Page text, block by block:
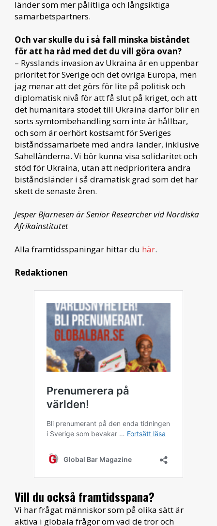
länder som mer pålitliga och långsiktiga
samarbetspartners.
Och var skulle du i så fall minska biståndet
för att ha råd med det du vill göra ovan?
– Rysslands invasion av Ukraina är en uppenbar
prioritet för Sverige och det övriga Europa, men
jag menar att det görs för lite på politisk och
diplomatisk nivå för att få slut på kriget, och att
det humanitära stödet till Ukraina därför blir en
sorts symtombehandling som inte är hållbar,
och som är oerhört kostsamt för Sveriges
biståndssamarbete med andra länder, inklusive
Sahelländerna. Vi bör kunna visa solidaritet och
stöd för Ukraina, utan att nedprioritera andra
biståndsländer i så dramatisk grad som det har
skett de senaste åren.
Jesper Bjarnesen är Senior Researcher vid Nordiska
Afrikainstitutet
Alla framtidsspaningar hittar du här.
Redaktionen
Vill du också framtidsspana?
Vi har frågat människor som på olika sätt är
aktiva i globala frågor om vad de tror och